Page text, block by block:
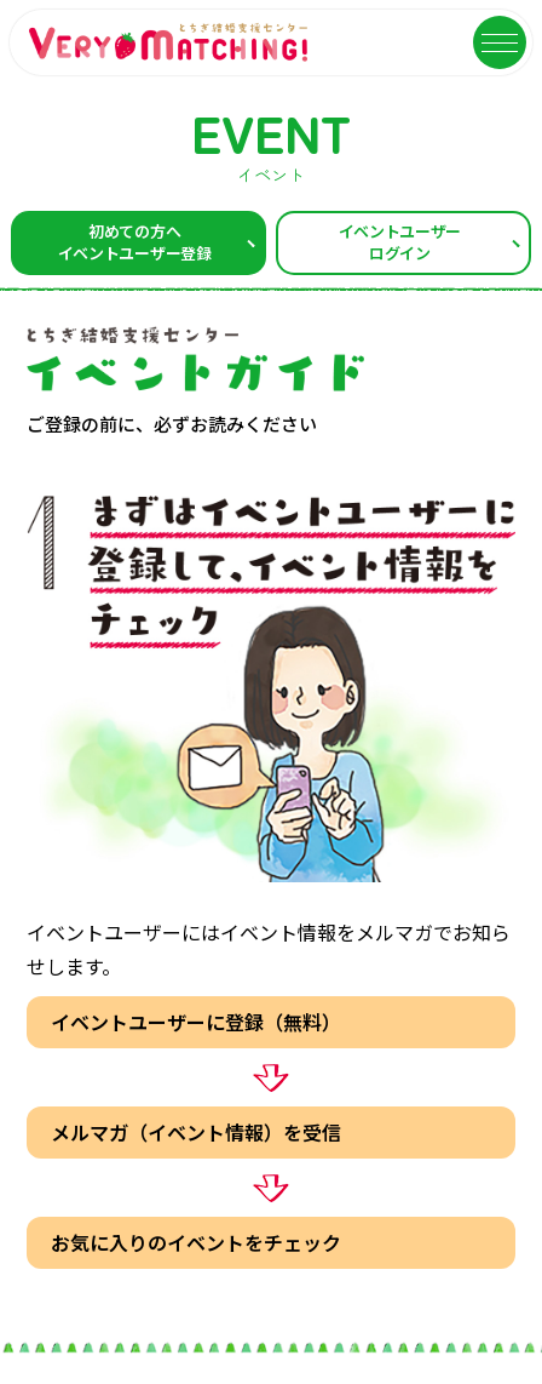
イベントユーザーログイン
MATCHING
マッチング
ご利用ガイド
よくあるご質問
注意事項
EVENT
イベント
よくあるご質問
民間企業・団体イベント
DATING SUPPORT
応援・協賛企業
アーカイブ
NEWS
センターからのお知らせ
◯お問い合わせ
EVENT
イベント
初めての方へ
イベントユーザー登録
イベントユーザー
ログイン
ご登録の前に、必ずお読みください
イベントユーザーにはイベント情報をメルマガでお知ら
せします。
イベントユーザーに登録（無料）
メルマガ（イベント情報）を受信
お気に入りのイベントをチェック